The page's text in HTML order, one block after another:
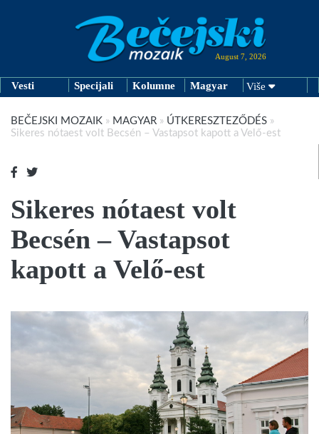
August 7, 2026
Vesti Specijali Kolumne Magyar Više
BEČEJSKI MOZAIK » MAGYAR » ÚTKERESZTEZŐDÉS »
Sikeres nótaest volt Becsén – Vastapsot kapott a Velő-est
Sikeres nótaest volt
Becsén – Vastapsot
kapott a Velő-est